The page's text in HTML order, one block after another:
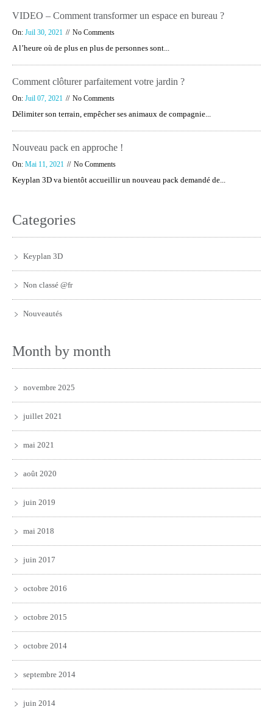
VIDEO – Comment transformer un espace en bureau ?
On: Juil 30, 2021 No Comments
A l’heure où de plus en plus de personnes sont...
Comment clôturer parfaitement votre jardin ?
On: Juil 07, 2021 No Comments
Délimiter son terrain, empêcher ses animaux de compagnie...
Nouveau pack en approche !
On: Mai 11, 2021 No Comments
Keyplan 3D va bientôt accueillir un nouveau pack demandé de...
Categories
Keyplan 3D
Non classé @fr
Nouveautés
Month by month
novembre 2025
juillet 2021
mai 2021
août 2020
juin 2019
mai 2018
juin 2017
octobre 2016
octobre 2015
octobre 2014
septembre 2014
juin 2014